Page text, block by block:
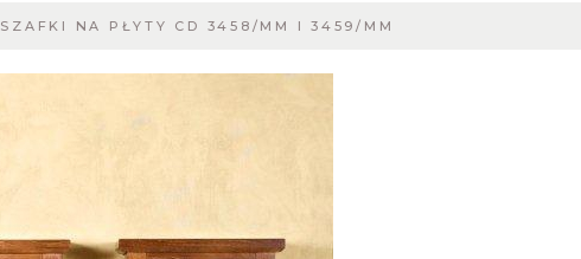
Tkaniny
SZAFKI NA PŁYTY CD 3458/MM I 3459/MM